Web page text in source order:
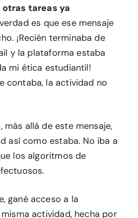
tareas ya
es que ese mensaje
¡Recién terminaba de
y la plataforma estaba
mi ética estudiantil!
contaba, la actividad no
más allá de este mensaje,
así como estaba. No iba a
los algoritmos de
gané acceso a la
actividad, hecha por